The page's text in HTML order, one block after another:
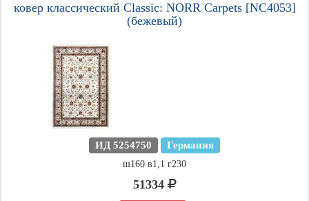
ковер классический Classic: NORR Carpets [NC4053]
(бежевый)
ИД 5254750 Германия
ш160 в1,1 г230
51334